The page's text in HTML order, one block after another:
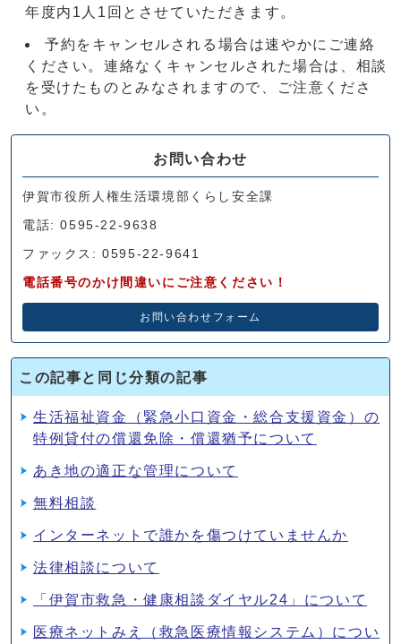
年度内1人1回とさせていただきます。
予約をキャンセルされる場合は速やかにご連絡
ください。連絡なくキャンセルされた場合は、相談
を受けたものとみなされますので、ご注意くださ
い。
お問い合わせ
伊賀市役所人権生活環境部くらし安全課
電話: 0595-22-9638
ファックス: 0595-22-9641
電話番号のかけ間違いにご注意ください！
お問い合わせフォーム
この記事と同じ分類の記事
生活福祉資金（緊急小口資金・総合支援資金）の
特例貸付の償還免除・償還猶予について
あき地の適正な管理について
無料相談
インターネットで誰かを傷つけていませんか
法律相談について
「伊賀市救急・健康相談ダイヤル24」について
医療ネットみえ（救急医療情報システム）につい